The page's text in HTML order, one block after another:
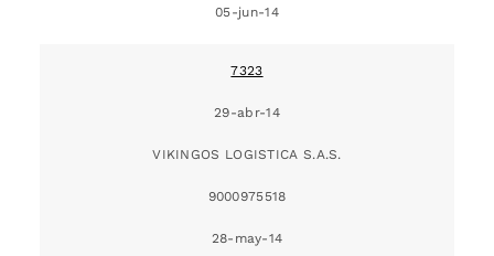
05-jun-14
7323
29-abr-14
VIKINGOS LOGISTICA S.A.S.
9000975518
28-may-14